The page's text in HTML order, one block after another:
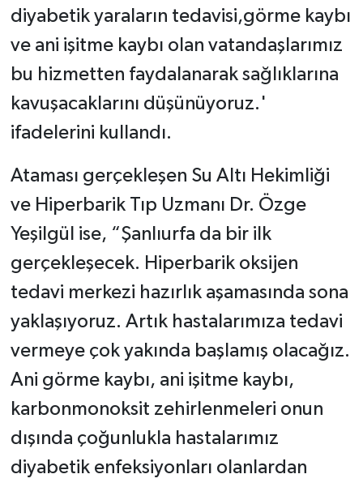
diyabetik yaraların tedavisi,görme kaybı
ve ani işitme kaybı olan vatandaşlarımız
bu hizmetten faydalanarak sağlıklarına
kavuşacaklarını düşünüyoruz.'
ifadelerini kullandı.
Ataması gerçekleşen Su Altı Hekimliği
ve Hiperbarik Tıp Uzmanı Dr. Özge
Yeşilgül ise, “Şanlıurfa da bir ilk
gerçekleşecek. Hiperbarik oksijen
tedavi merkezi hazırlık aşamasında sona
yaklaşıyoruz. Artık hastalarımıza tedavi
vermeye çok yakında başlamış olacağız.
Ani görme kaybı, ani işitme kaybı,
karbonmonoksit zehirlenmeleri onun
dışında çoğunlukla hastalarımız
diyabetik enfeksiyonları olanlardan